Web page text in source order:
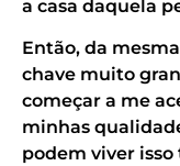
a casa daquela
Então, da
chave muito
começar a me
minhas
podem viver